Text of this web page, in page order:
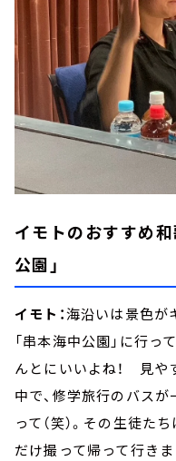
イモトのおすすめ
公園」
イモト：海沿いは景色が
「串本海中公園」に行っ
んとにいいよね！ 見や
中で、修学旅行のバス
って（笑）。その生徒た
だけ撮って帰って行き